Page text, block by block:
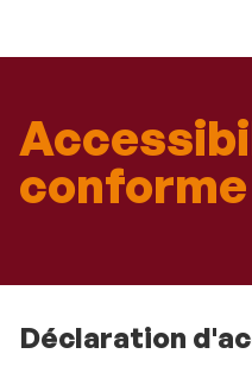
conforme
Déclaration